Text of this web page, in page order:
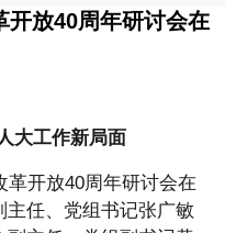
开放40周年研讨会在
大工作新局面
革开放40周年研讨会在
任、党组书记张广敏